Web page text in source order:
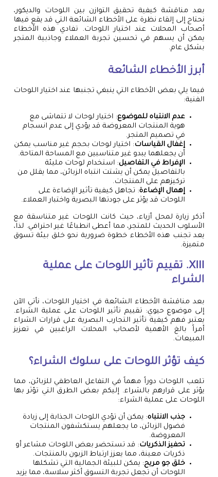
بعد مناقشة كيفية تحقيق التوازن بين اللوحات والديكور،
نحتاج إلى إلقاء نظرة على الأخطاء الشائعة التي قد يقع فيها
أصحاب المحلات عند اختيار اللوحات. تفادي هذه الأخطاء
يمكن أن يسهم في تحسين تجربة العملاء وجاذبية المتجر
بشكل عام.
أبرز الأخطاء الشائعة
فيما يلي بعض الأخطاء التي ينبغي تجنبها عند اختيار اللوحات
الفنية:
عدم الانتباه للموضوع: اختيار لوحات لا تتماشى مع
هوية المنتجات المعروضة قد يؤدي إلى عدم انسجام
في تصميم المتجر.
إغفال القياسات: اختيار لوحات بحجم غير مناسب يمكن
أن يجعلهما يبدو غير متناسبين مع المساحة المتاحة.
الإفراط في التفاصيل: استخدام لوحات مليئة
بالتفاصيل يمكن أن يشتت انتباه الزبائن، مما يقلل من
تركيزهم على المنتجات.
إهمال الإضاءة: تجاهل كيفية تأثير الإضاءة على
اللوحات قد يؤثر على جودتها البصرية واختبار العملاء.
أذكر زيارة لمحل أزياء، حيث كانت اللوحات غير متناسقة مع
الأسلوب الحديث للمتجر، مما أعطى انطباعًا غير احترافي. لذا،
يعد تجنب هذه الأخطاء خطوة ضرورية نحو خلق بيئة تسوق
متميزة.
XIII. تقييم تأثير اللوحات على عملية
الشراء
بعد مناقشة الأخطاء الشائعة في اختيار اللوحات، نأتي الآن
إلى موضوع حيوي: تقييم تأثير اللوحات على عملية الشراء.
يعتبر فهم كيفية تأثير التجارب البصرية على قرارات الشراء
أمراً بالغ الأهمية لأصحاب المحلات الراغبين في تعزيز
المبيعات.
كيف تؤثر اللوحات على سلوك الشراء؟
تلعب اللوحات دوراً مهماً في التفاعل العاطفي للزبائن، مما
يؤثر على قرارهم بالشراء. إليكم بعض الطرق التي تؤثر بها
اللوحات على عملية الشراء:
جذب الانتباه: يمكن أن تؤدي اللوحات الجذابة إلى زيادة
فضول الزبائن، ما يجعلهم يستكشفون المنتجات
المعروضة.
تحفيز الذكريات: قد تستحضر بعض اللوحات مشاعر أو
ذكريات معينة، مما يعزز ارتباط الزبون بالمنتجات.
خلق جو مريح: يمكن للبيئة الجمالية التي تشكلها
اللوحات أن تجعل تجربة التسوق أكثر سلاسة، مما يزيد